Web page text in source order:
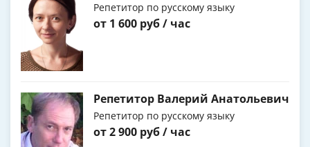
Репетитор по русскому языку
от 1 600 руб / час
Репетитор Валерий Анатольевич
Репетитор по русскому языку
от 2 900 руб / час